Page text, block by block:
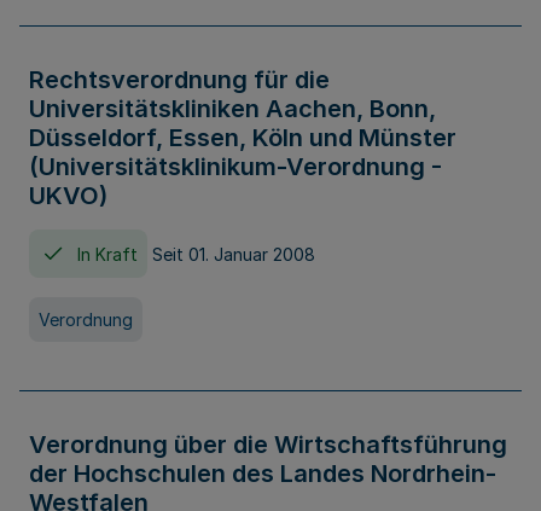
Rechtsverordnung für die
Universitätskliniken Aachen, Bonn,
Düsseldorf, Essen, Köln und Münster
(Universitätsklinikum-Verordnung -
UKVO)
In Kraft Seit 01. Januar 2008
Verordnung
Verordnung über die Wirtschaftsführung
der Hochschulen des Landes Nordrhein-
Westfalen